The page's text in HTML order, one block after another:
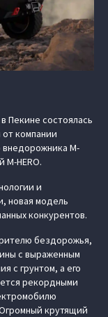
Пекине состоялась
компании
внедорожника M-
и
новая модель
конкурентов.
бездорожья,
с выраженным
с грунтом, а его
рекордными
крутящий